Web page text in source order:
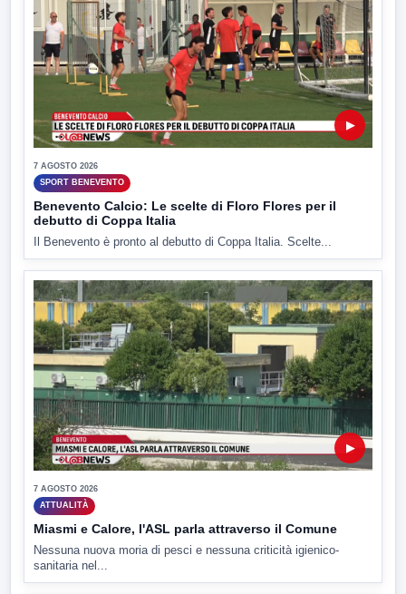
▶
7 AGOSTO 2026
SPORT BENEVENTO
Benevento Calcio: Le scelte di Floro Flores per il
debutto di Coppa Italia
Il Benevento è pronto al debutto di Coppa Italia. Scelte...
▶
7 AGOSTO 2026
ATTUALITÀ
Miasmi e Calore, l'ASL parla attraverso il Comune
Nessuna nuova moria di pesci e nessuna criticità igienico-
sanitaria nel...